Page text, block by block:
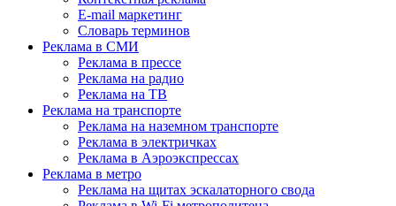
E-mail маркетинг
Словарь терминов
Реклама в СМИ
Реклама в прессе
Реклама на радио
Реклама на ТВ
Реклама на транспорте
Реклама на наземном транспорте
Реклама в электричках
Реклама в Аэроэкспрессах
Реклама в метро
Реклама на щитах эскалаторного свода